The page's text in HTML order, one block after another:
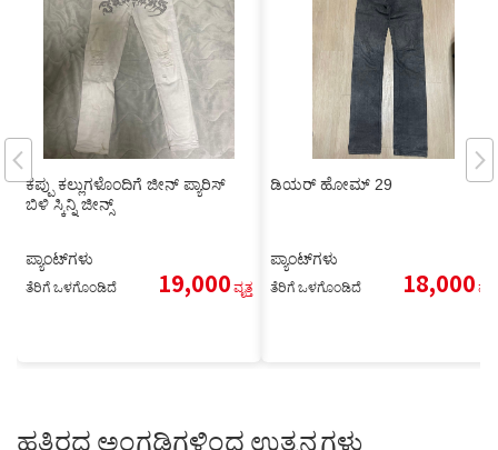
ಕಪ್ಪು ಕಲ್ಲುಗಳೊಂದಿಗೆ ಜೀನ್ ಪ್ಯಾರಿಸ್
ಬಿಳಿ ಸ್ಕಿನ್ನಿ ಜೀನ್ಸ್
ಪ್ಯಾಂಟ್‌ಗಳು
ತೆರಿಗೆ ಒಳಗೊಂಡಿದೆ 19,000ವೃತ್ತ
ಡಿಯರ್ ಹೋಮ್ 29
ಪ್ಯಾಂಟ್‌ಗಳು
ತೆರಿಗೆ ಒಳಗೊಂಡಿದೆ 18,000ವೃತ್ತ
ಹತ್ತಿರದ ಅಂಗಡಿಗಳಿಂದ ಉತ್ಪನ್ನಗಳು